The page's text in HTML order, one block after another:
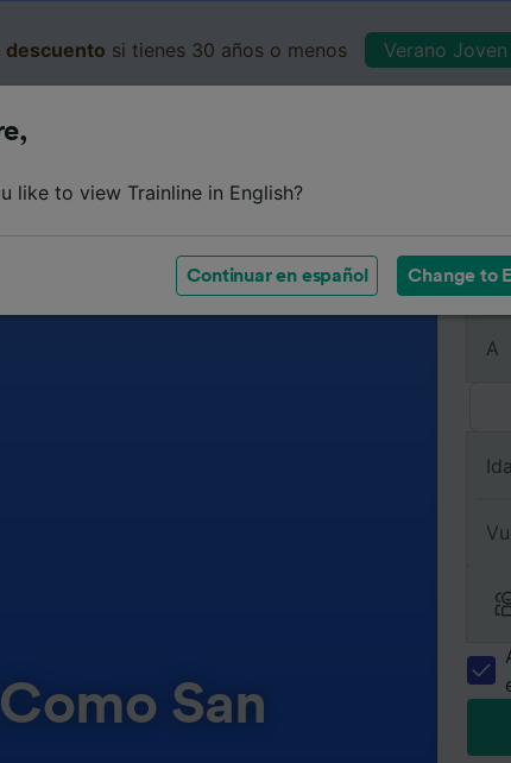
descuento si tienes 30 años o menos Verano
San
De
A
like to view Trainline in English?
Continuar en español Change to